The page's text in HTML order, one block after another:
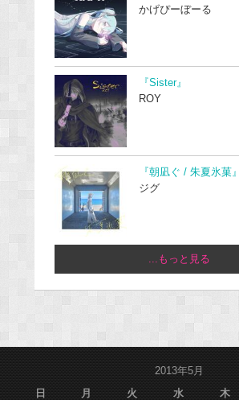
かげぴーぼーる
『Sister』
ROY
『朝凪ぐ / 朱夏氷菓』
ジグ
...もっと見る
2013年5月
日
月 火 水 木